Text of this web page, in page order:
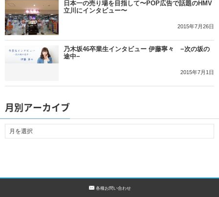
日本一の売り場を目指して〜POP広告で話題のHMV
立川にインタビュー〜
2015年7月26日
乃木坂46卒業生インタビュー 伊藤寧々 −次の坂の
途中−
2015年7月1日
月別アーカイブ
各種お問い合わせ